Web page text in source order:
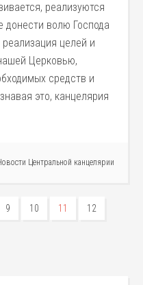
реализуются
волю Господа
целей и
Церковью,
средств и
это, канцелярия
Центральной канцелярии
9 10 11 12